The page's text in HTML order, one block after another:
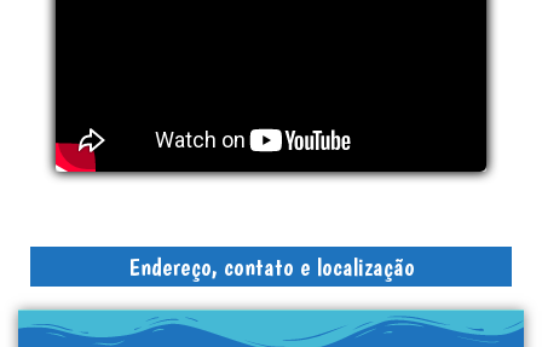
Endereço, contato e localização